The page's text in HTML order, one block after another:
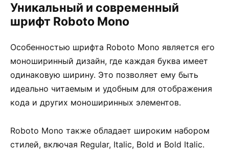
Уникальный и современный
шрифт Roboto Mono
Особенностью шрифта Roboto Mono является его
моноширинный дизайн, где каждая буква имеет
одинаковую ширину. Это позволяет ему быть
идеально читаемым и удобным для отображения
кода и других моноширинных элементов.
Roboto Mono также обладает широким набором
стилей, включая Regular, Italic, Bold и Bold Italic.